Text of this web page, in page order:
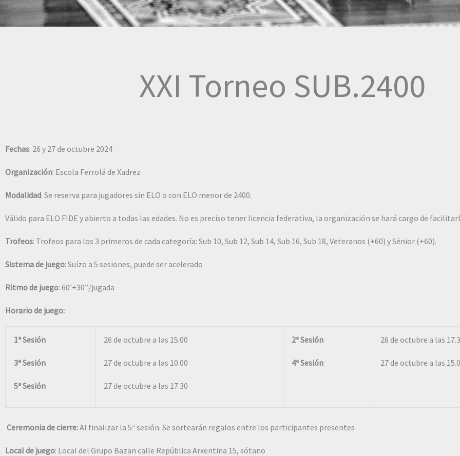
XXI Torneo SUB.2400
Fechas: 26 y 27 de octubre 2024
Organización: Escola Ferrolá de Xadrez
Modalidad: Se reserva para jugadores sin ELO o con ELO menor de 2400.
Válido para ELO FIDE y abierto a todas las edades. No es preciso tener licencia federativa, la organización se hará cargo de
Trofeos: Trofeos para los 3 primeros de cada categoría: Sub 10, Sub 12, Sub 14, Sub 16, Sub 18, Veteranos (+60) y Sénior (+60).
Sistema de juego: Suízo a 5 sesiones, puede ser acelerado
Ritmo de juego: 60’+30”/jugada
Horario de juego:
1ª Sesión
3ª Sesión
5ª Sesión
26 de octubre a las 15.00
27 de octubre a las 10.00
27 de octubre a las 17.30
2ª Sesión
4ª Sesión
26 de octubre a las
27 de octubre a las
Ceremonia de cierre:Al finalizar la 5ª sesión. Se sortearán regalos entre los participantes presentes
Local de juego: Local del Grupo Bazan calle República Arxentina 15, sótano